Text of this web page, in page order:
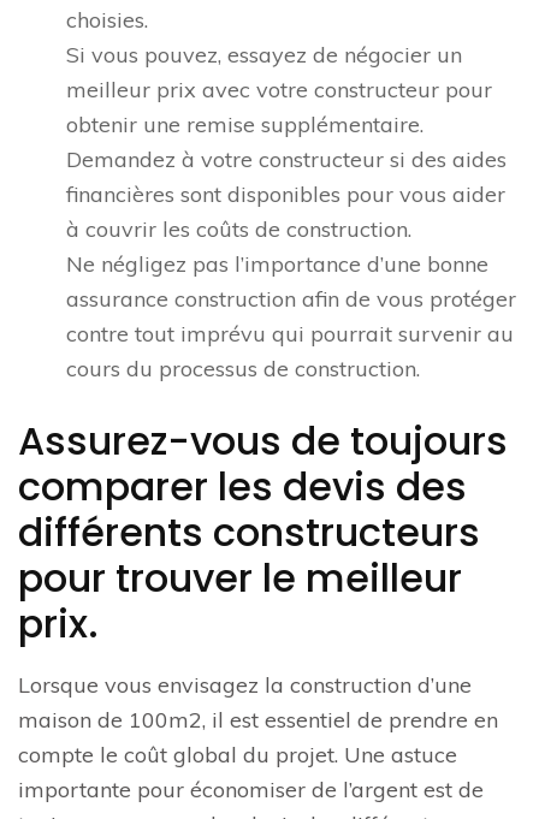
choisies.
Si vous pouvez, essayez de négocier un
meilleur prix avec votre constructeur pour
obtenir une remise supplémentaire.
Demandez à votre constructeur si des aides
financières sont disponibles pour vous aider
à couvrir les coûts de construction.
Ne négligez pas l’importance d’une bonne
assurance construction afin de vous protéger
contre tout imprévu qui pourrait survenir au
cours du processus de construction.
Assurez-vous de toujours
comparer les devis des
différents constructeurs
pour trouver le meilleur
prix.
Lorsque vous envisagez la construction d’une
maison de 100m2, il est essentiel de prendre en
compte le coût global du projet. Une astuce
importante pour économiser de l’argent est de